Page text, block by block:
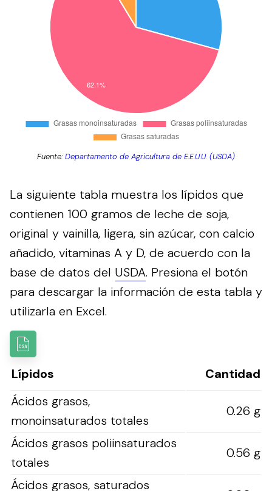
Fuente:Departamento de Agricultura de E.E.U.U. (USDA)
La siguiente tabla muestra los lípidos que
contienen 100 gramos de leche de soja,
original y vainilla, ligera, sin azúcar, con calcio
añadido, vitaminas A y D, de acuerdo con la
base de datos del USDA. Presiona el botón
para descargar la información de esta tabla y
utilizarla en Excel.
Lípidos
Cantidad
Ácidos grasos,
monoinsaturados totales
0.26 g
Ácidos grasos poliinsaturados
totales
0.56 g
Ácidos grasos, saturados